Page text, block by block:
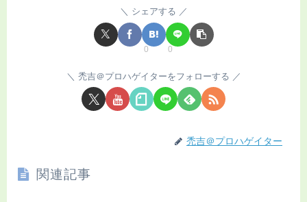
シェアする
0 0
禿吉＠プロハゲイターをフォローする
禿吉＠プロハゲイター
関連記事